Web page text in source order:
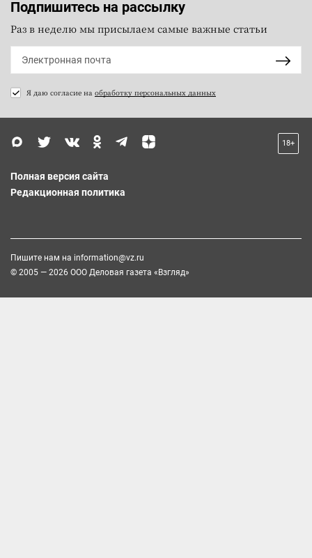
Подпишитесь на рассылку
Раз в неделю мы присылаем самые важные статьи
Я даю согласие на обработку персональных данных
18+
Полная версия сайта
Редакционная политика
Пишите нам на information@vz.ru
© 2005 — 2026 ООО Деловая газета «Взгляд»